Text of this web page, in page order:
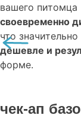
вашего питомца
своевременно
что значительно
дешевле и
форме.
чек-ап